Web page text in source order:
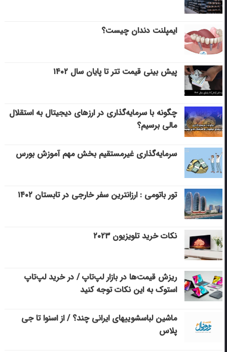
ایمپلنت دندان چیست؟
پیش بینی قیمت تتر تا پایان سال ۱۴۰۲
چگونه با سرمایه‌گذاری در ارزهای دیجیتال به استقلال
مالی برسیم؟
سرمایه‌گذاری غیرمستقیم بخش مهم آموزش بورس
تور باتومی : ارزانترین سفر خارجی در تابستان ۱۴۰۲
نکات خرید تلویزیون ۲۰۲۳
ریزش قیمت‌ها در بازار لپ‌تاپ / در خرید لپ‌تاپ
استوک به این نکات توجه کنید
ماشین لباسشویی‎های ایرانی چند؟ / از اسنوا تا جی
پلاس